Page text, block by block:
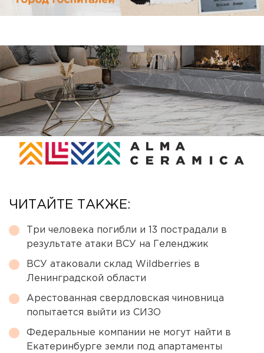
ЧИТАЙТЕ ТАКЖЕ:
Три человека погибли и 13 пострадали в
результате атаки ВСУ на Геленджик
ВСУ атаковали склад Wildberries в
Ленинградской области
Арестованная свердловская чиновница
попытается выйти из СИЗО
Федеральные компании не могут найти в
Екатеринбурге земли под апартаменты